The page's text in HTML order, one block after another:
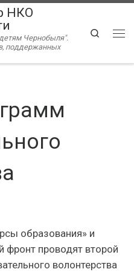
НКО
Чернобыля".
поддержанных
Search
образования» и
проводят второй
волонтерства